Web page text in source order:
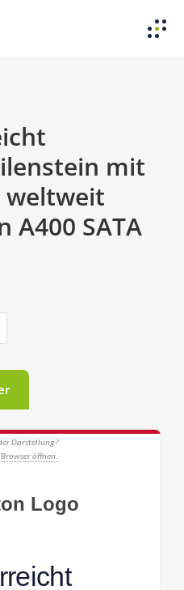
mit
weltweit
A400 SATA